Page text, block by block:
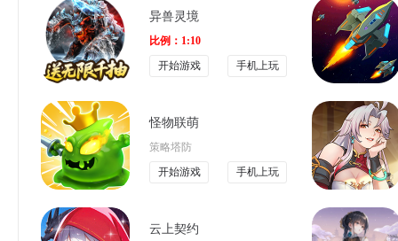
异兽灵境
比例：1:10
开始游戏
手机上玩
怪物联萌
策略塔防
开始游戏
手机上玩
云上契约